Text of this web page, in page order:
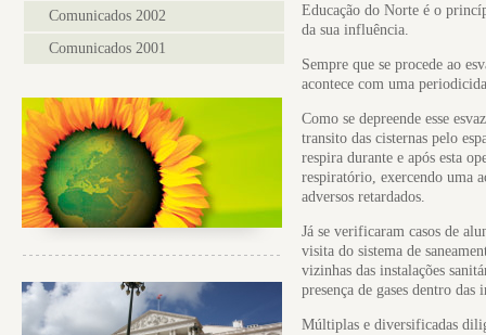
Comunicados 2002
Comunicados 2001
Educação do Norte é o
da sua influência.
Sempre que se procede ao
acontece com uma
Como se depreende esse
transito das cisternas pelo
respira durante e após esta
respiratório, exercendo uma
adversos retardados.
Já se verificaram casos de
visita do sistema de
vizinhas das instalações
presença de gases dentro das
Múltiplas e diversificadas